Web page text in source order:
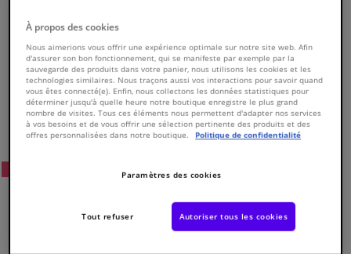
Fenêtres & accessoires
Intérieur & ameublement
Styling & Performance
Numéro de produit d'origine:0173995
Numéro de fabrication:834037
Prix conseillé: € 577,
À propos des cookies
Nous aimerions vous offrir une expérience optimale sur notre site web. Afin
d'assurer son bon fonctionnement, qui se manifeste par exemple par la
sauvegarde des produits dans votre panier, nous utilisons les cookies et les
technologies similaires. Nous traçons aussi vos interactions pour savoir quand
vous êtes connecté(e). Enfin, nous collectons les données statistiques pour
déterminer jusqu'à quelle heure notre boutique enregistre le plus grand
nombre de visites. Tous ces éléments nous permettent d'adapter nos services
à vos besoins et de vous offrir une sélection pertinente des produits et des
offres personnalisées dans notre boutique.
Politique de confidentialité
Paramètres des cookies
Tout refuser Autoriser tous les cookies